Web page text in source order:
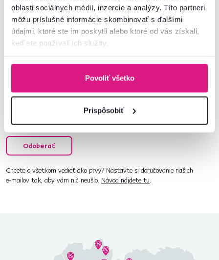
oblasti sociálnych médií, inzercie a analýzy. Títo partneri
môžu príslušné informácie skombinovať s ďalšími
údajmi, ktoré ste im poskytli alebo ktoré od vás získali,
keď ste používali ich služby.
Povoliť všetko
Prispôsobiť
Newsletter
Prihláste sa na odber a získajte uvítaciu zľavu-5 %
ponuky pre vaše bývanie.
Súhlasím s posielaním pravidelného newslettra
na uvedenú adresu.*
Odoberať
Chcete o všetkom vedieť ako prvý? Nastavte si doručovanie našich
e‑mailov tak, aby vám nič neušlo. Návod nájdete tu.